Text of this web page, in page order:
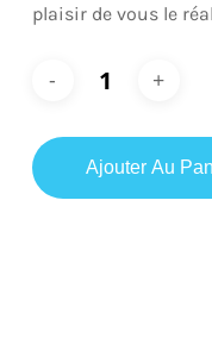
plaisir de vous le
Ajouter Au